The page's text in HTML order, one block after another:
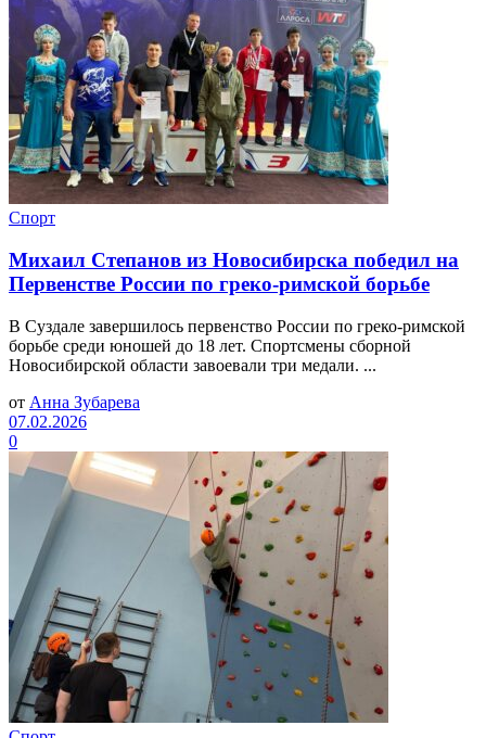
Спорт
Михаил Степанов из Новосибирска победил на
Первенстве России по греко-римской борьбе
В Суздале завершилось первенство России по греко-римской
борьбе среди юношей до 18 лет. Спортсмены сборной
Новосибирской области завоевали три медали. ...
от Анна Зубарева
07.02.2026
0